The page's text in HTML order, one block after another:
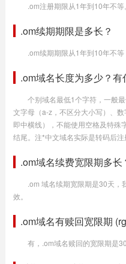
.om注册期限从1年到10年不等。
.om续期期限是多长？
.om续期期限从1年到10年不等
.om域名长度为多少？有
个别域名最低1个字符，一般
文字母（a-z，不区分大小写）、
即中横线），不能使用空格及特殊
结尾。注*中文域名实际是转码后注
.om域名续费宽限期多
.om 域名续期宽限期是30天
效。
.om域名有赎回宽限期
有，.om域名赎回的宽限期是30